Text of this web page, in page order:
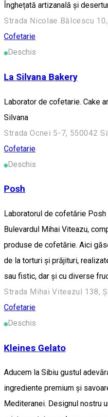
Înghețată artizanală și
Strada Nicolae Bălcescu
Cofetarie
Deschis
La Silvana Bakery
Laborator de cofetarie. Cake
Silvana
Strada Ocnei 5-7, 550042
Cofetarie
Deschis
Posh
Laboratorul de cofetărie
Bulevardul Mihai Viteazu,
produse de cofetărie. Aici
de la torturi și prăjituri,
sau fistic, dar și cu diverse
Strada Mihai Viteazul 138,
Cofetarie
Deschis
Kleines Gelato
Aducem la Sibiu gustul
ingrediente premium și
Mediteranei. Designul nostru